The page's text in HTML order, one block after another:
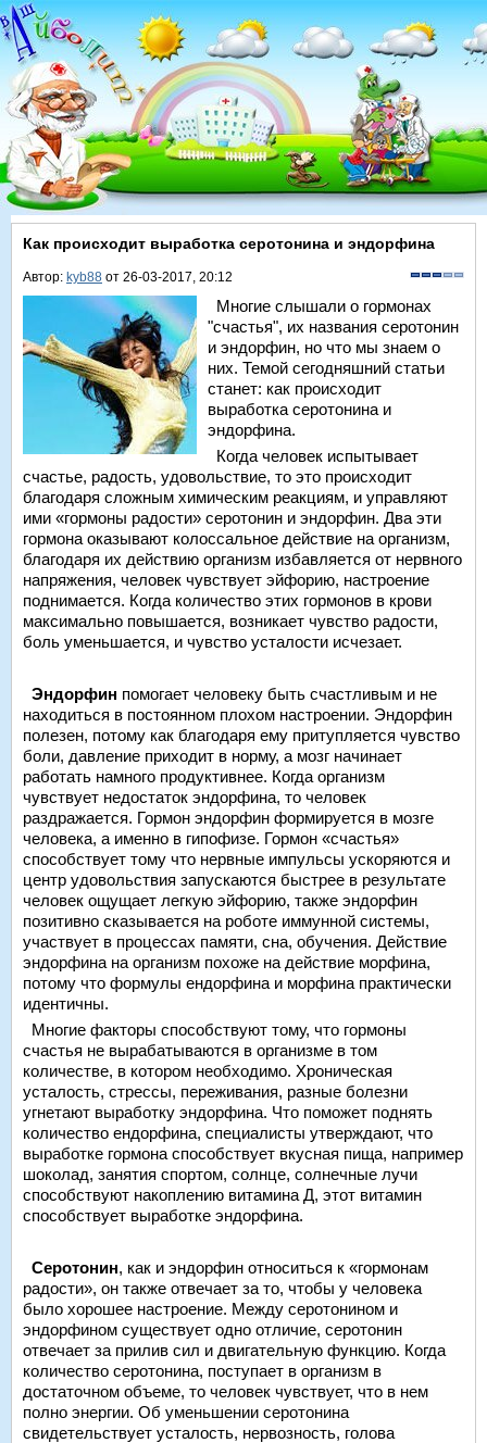
Как происходит выработка серотонина и эндорфина
Автор: kyb88 от 26-03-2017, 20:12
Многие слышали о гормонах
"счастья", их названия серотонин
и эндорфин, но что мы знаем о
них. Темой сегодняшний статьи
станет: как происходит
выработка серотонина и
эндорфина.
Когда человек испытывает
счастье, радость, удовольствие, то это происходит
благодаря сложным химическим реакциям, и управляют
ими «гормоны радости» серотонин и эндорфин. Два эти
гормона оказывают колоссальное действие на организм,
благодаря их действию организм избавляется от нервного
напряжения, человек чувствует эйфорию, настроение
поднимается. Когда количество этих гормонов в крови
максимально повышается, возникает чувство радости,
боль уменьшается, и чувство усталости исчезает.
Эндорфин помогает человеку быть счастливым и не
находиться в постоянном плохом настроении. Эндорфин
полезен, потому как благодаря ему притупляется чувство
боли, давление приходит в норму, а мозг начинает
работать намного продуктивнее. Когда организм
чувствует недостаток эндорфина, то человек
раздражается. Гормон эндорфин формируется в мозге
человека, а именно в гипофизе. Гормон «счастья»
способствует тому что нервные импульсы ускоряются и
центр удовольствия запускаются быстрее в результате
человек ощущает легкую эйфорию, также эндорфин
позитивно сказывается на роботе иммунной системы,
участвует в процессах памяти, сна, обучения. Действие
эндорфина на организм похоже на действие морфина,
потому что формулы ендорфина и морфина практически
идентичны.
Многие факторы способствуют тому, что гормоны
счастья не вырабатываются в организме в том
количестве, в котором необходимо. Хроническая
усталость, стрессы, переживания, разные болезни
угнетают выработку эндорфина. Что поможет поднять
количество ендорфина, специалисты утверждают, что
выработке гормона способствует вкусная пища, например
шоколад, занятия спортом, солнце, солнечные лучи
способствуют накоплению витамина Д, этот витамин
способствует выработке эндорфина.
Серотонин, как и эндорфин относиться к «гормонам
радости», он также отвечает за то, чтобы у человека
было хорошее настроение. Между серотонином и
эндорфином существует одно отличие, серотонин
отвечает за прилив сил и двигательную функцию. Когда
количество серотонина, поступает в организм в
достаточном объеме, то человек чувствует, что в нем
полно энергии. Об уменьшении серотонина
свидетельствует усталость, нервозность, голова